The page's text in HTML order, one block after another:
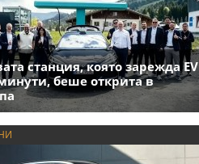
станция, която зарежда EV
беше открита в